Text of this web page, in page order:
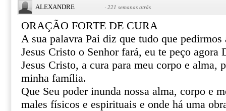
ALEXANDRE · 221 semanas atrás
ORAÇÃO FORTE DE CURA
A sua palavra Pai diz que tudo que pedirmos
Jesus Cristo o Senhor fará, eu te peço agora
Jesus Cristo, a cura para meu corpo e alma,
minha família.
Que Seu poder inunda nossa alma, corpo e
males físicos e espirituais e onde há uma